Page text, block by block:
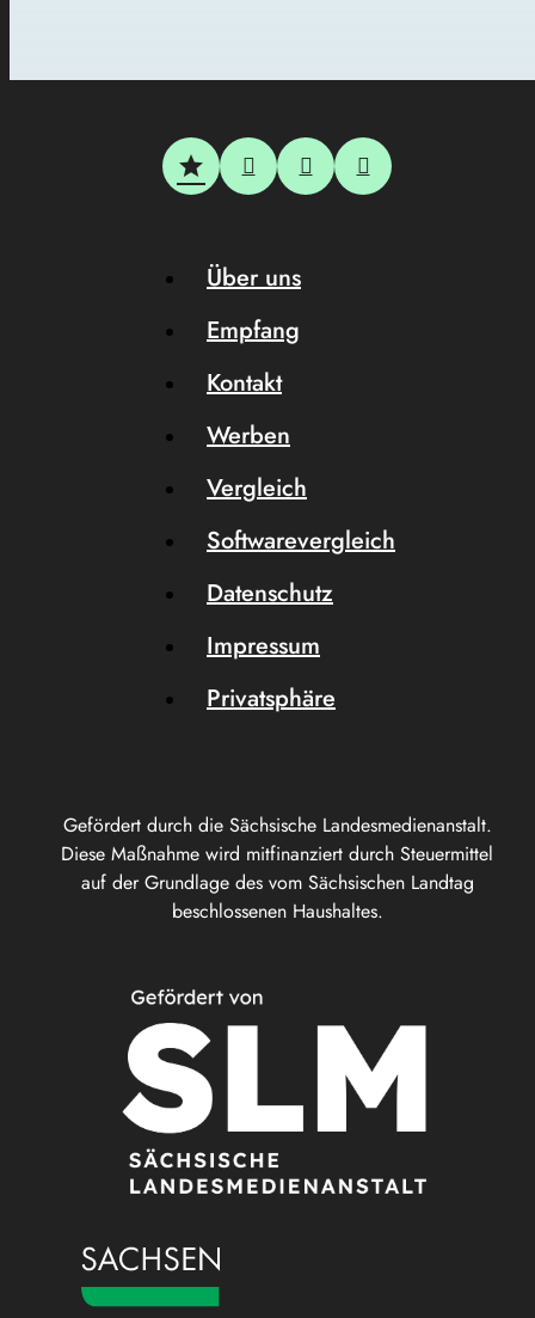
Gefördert durch die Sächsische Landesmedienanstalt.
Diese Maßnahme wird mitfinanziert durch Steuermittel
auf der Grundlage des vom Sächsischen Landtag
beschlossenen Haushaltes.
Über uns
Empfang
Kontakt
Werben
Vergleich
Softwarevergleich
Datenschutz
Impressum
Privatsphäre